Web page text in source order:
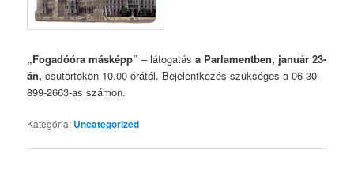
„Fogadóóra másképp” – látogatása Parlamentben, január 23-
án, csütörtökön 10.00 órától. Bejelentkezés szükséges a 06-30-
899-2663-as számon.
Kategória: Uncategorized